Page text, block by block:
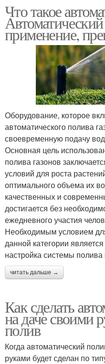
Что такое
применение,
Оборудование, которое
автоматического полива
своевременную подачу
Основная цель
полива газонов
условий для роста
оптимального объема их
качественных и
достигается без
ежедневного участия
Необходимым условием
данной категории
настройка системы полива
читать дальше →
Как сделать
на даче своими
полив
Когда автоматический
руками будет сделан по